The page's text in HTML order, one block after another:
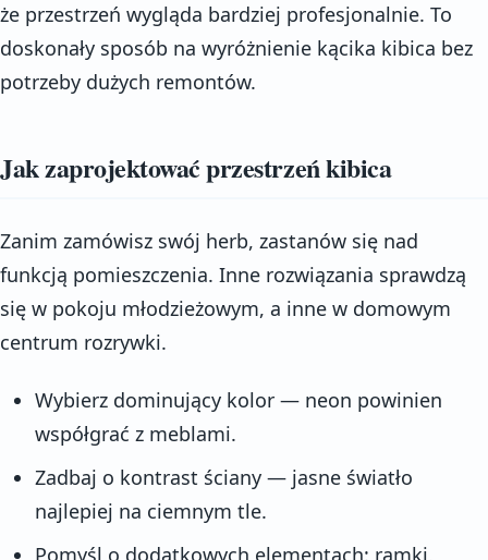
że przestrzeń wygląda bardziej profesjonalnie. To
doskonały sposób na wyróżnienie kącika kibica bez
potrzeby dużych remontów.
Jak zaprojektować przestrzeń kibica
Zanim zamówisz swój herb, zastanów się nad
funkcją pomieszczenia. Inne rozwiązania sprawdzą
się w pokoju młodzieżowym, a inne w domowym
centrum rozrywki.
Wybierz dominujący kolor — neon powinien
współgrać z meblami.
Zadbaj o kontrast ściany — jasne światło
najlepiej na ciemnym tle.
Pomyśl o dodatkowych elementach: ramki,